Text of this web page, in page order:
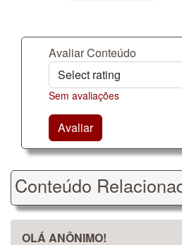
Avaliar Conteúdo
Sem avaliações
Avaliar
Conteúdo
OLÁ ANÔNIMO!